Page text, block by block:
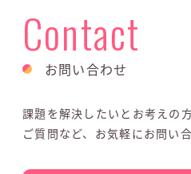
Contact
お問い合わせ
課題を解決したいとお考えの方
ご質問など、お気軽にお問い